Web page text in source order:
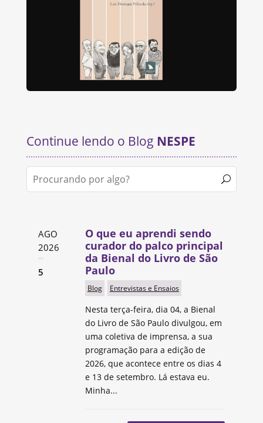
Continue lendo o Blog NESPE
AGO
2026
5
O que eu aprendi sendo
curador do palco principal
da Bienal do Livro de São
Paulo
Blog Entrevistas e Ensaios
Nesta terça-feira, dia 04, a Bienal
do Livro de São Paulo divulgou, em
uma coletiva de imprensa, a sua
programação para a edição de
2026, que acontece entre os dias 4
e 13 de setembro. Lá estava eu.
Minha...